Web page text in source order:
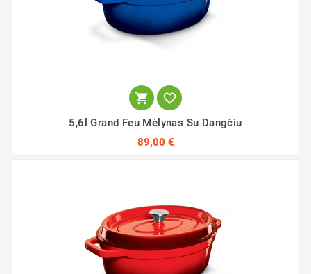
 
5,6l Grand Feu Mėlynas Su Dangčiu
89,00 €